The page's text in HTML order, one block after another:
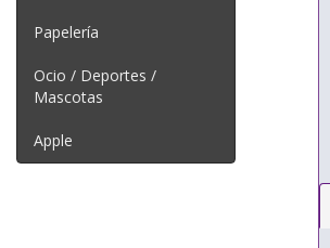
Papelería
Ocio / Deportes /
Mascotas
Apple